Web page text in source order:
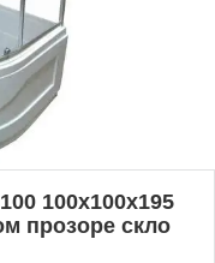
100х100х195
прозоре скло